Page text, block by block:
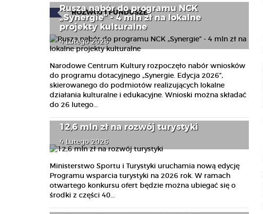
ROZWÓJ I FUNDUSZE
Rusza nabór do programu NCK
„Synergie” - 4 mln zł na lokalne
projekty kulturalne
4 Lutego 2026
Narodowe Centrum Kultury rozpoczęło nabór wniosków
do programu dotacyjnego „Synergie. Edycja 2026”,
skierowanego do podmiotów realizujących lokalne
działania kulturalne i edukacyjne. Wnioski można składać
do 26 lutego...
12,6 mln zł na rozwój turystyki
4 Lutego 2026
Ministerstwo Sportu i Turystyki uruchamia nową edycję
Programu wsparcia turystyki na 2026 rok. W ramach
otwartego konkursu ofert będzie można ubiegać się o
środki z części 40...